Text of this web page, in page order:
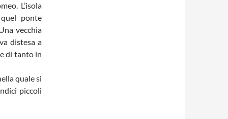
L’isola
ponte
vecchia
distesa a
di tanto in
quale si
piccoli